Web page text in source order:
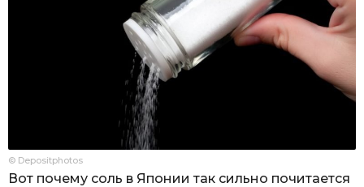
© Depositphotos
Вот почему соль в Японии так сильно почитается